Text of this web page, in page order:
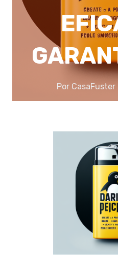
Por CasaFuster